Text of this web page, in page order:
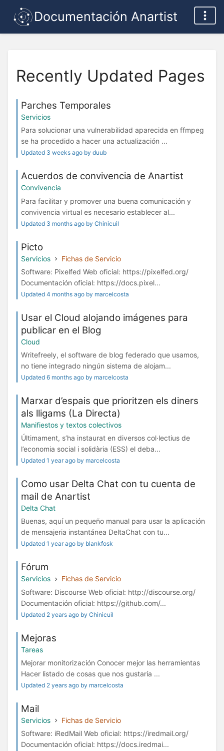
Documentación Anartist
Recently Updated Pages
Parches Temporales
Servicios
Para solucionar una vulnerabilidad aparecida en ffmpeg
se ha procedido a hacer una actualización ...
Updated 3 weeks ago by duub
Acuerdos de convivencia de Anartist
Convivencia
Para facilitar y promover una buena comunicación y
convivencia virtual es necesario establecer al...
Updated 3 months ago by Chinicuil
Picto
Servicios
Fichas de Servicio
Software: Pixelfed Web oficial: https://pixelfed.org/
Documentación oficial: https://docs.pixel...
Updated 4 months ago by marcelcosta
Usar el Cloud alojando imágenes para
publicar en el Blog
Cloud
Writefreely, el software de blog federado que usamos,
no tiene integrado ningún sistema de alojam...
Updated 6 months ago by marcelcosta
Marxar d’espais que prioritzen els diners
als lligams (La Directa)
Manifiestos y textos colectivos
Últimament, s’ha instaurat en diversos col·lectius de
l’economia social i solidària (ESS) el deba...
Updated 1 year ago by marcelcosta
Como usar Delta Chat con tu cuenta de
mail de Anartist
Delta Chat
Buenas, aquí un pequeño manual para usar la aplicación
de mensajeria instantánea DeltaChat con tu...
Updated 1 year ago by blankfosk
Fórum
Servicios
Fichas de Servicio
Software: Discourse Web oficial: http://discourse.org/
Documentación oficial: https://github.com/...
Updated 2 years ago by Chinicuil
Mejoras
Tareas
Mejorar monitorización Conocer mejor las herramientas
Hacer listado de cosas que nos gustaría ...
Updated 2 years ago by marcelcosta
Mail
Servicios
Fichas de Servicio
Software: iRedMail Web oficial: https://iredmail.org/
Documentación oficial: https://docs.iredmai...